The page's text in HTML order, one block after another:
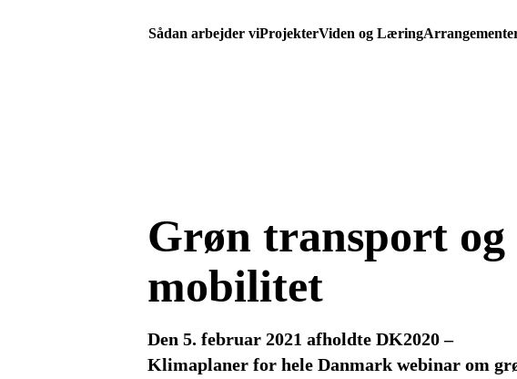
Sådan arbejder viProjekterViden og Læring
Grøn transport og
mobilitet
Den 5. februar 2021 afholdte DK2020 –
Klimaplaner for hele Danmark webinar om